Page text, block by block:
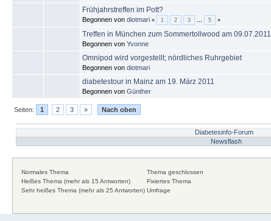
Frühjahrstreffen im Pott?
Begonnen von diotmari « 1 2 3 5 »
Treffen in München zum Sommertollwood am 09.07.2011
Begonnen von Yvonne
Omnipod wird vorgestellt; nördliches Ruhrgebiet
Begonnen von diotmari
diabetestour in Mainz am 19. März 2011
Begonnen von Günther
Seiten: 1 2 3 » Nach oben
Diabetesinfo-Forum
Newsflash
Normales Thema
Heißes Thema (mehr als 15 Antworten)
Sehr heißes Thema (mehr als 25 Antworten)
Thema geschlossen
Fixiertes Thema
Umfrage